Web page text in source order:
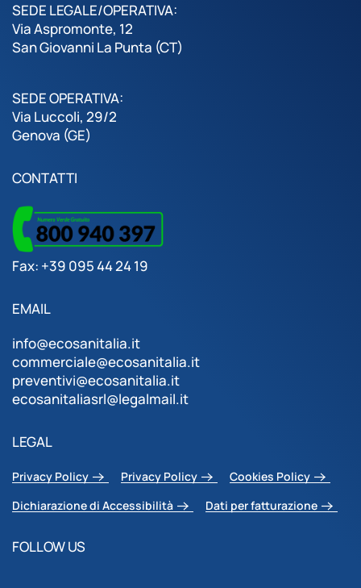
SEDE LEGALE/OPERATIVA:
Via Aspromonte, 12
San Giovanni La Punta (CT)
SEDE OPERATIVA:
Via Luccoli, 29/2
Genova (GE)
CONTATTI
Fax: +39 095 44 24 19
EMAIL
info@ecosanitalia.it
commerciale@ecosanitalia.it
preventivi@ecosanitalia.it
ecosanitaliasrl@legalmail.it
LEGAL
Privacy Policy Privacy Policy
Cookies Policy
Dichiarazione di Accessibilità
Dati per fatturazione
FOLLOW US